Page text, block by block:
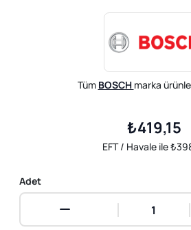
Tüm BOSCH marka
₺419,15
EFT / Havale ile
Adet